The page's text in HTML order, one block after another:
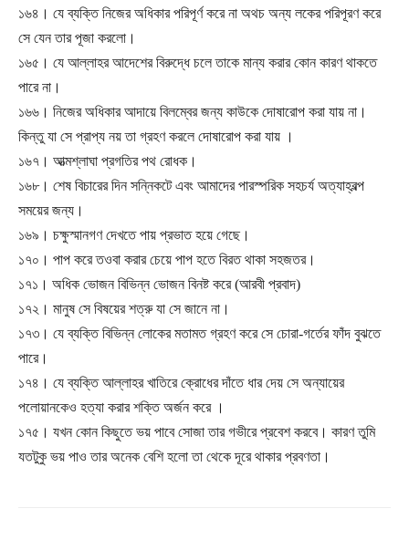
১৬৪। যে ব্যক্তি নিজের অধিকার পরিপূর্ণ করে না অথচ অন্য লকের পরিপূরণ করে
সে যেন তার পূজা করলো।
১৬৫। যে আল্লাহর আদেশের বিরুদ্ধে চলে তাকে মান্য করার কোন কারণ থাকতে
পারে না।
১৬৬। নিজের অধিকার আদায়ে বিলম্বের জন্য কাউকে দোষারোপ করা যায় না।
কিন্তু যা সে প্রাপ্য নয় তা গ্রহণ করলে দোষারোপ করা যায় ।
১৬৭। আত্মশ্লাঘা প্রগতির পথ রোধক।
১৬৮। শেষ বিচারের দিন সন্নিকটে এবং আমাদের পারস্পরিক সহচর্য অত্যাহ্বল্প
সময়ের জন্য।
১৬৯। চক্ষুস্মানগণ দেখতে পায় প্রভাত হয়ে গেছে।
১৭০। পাপ করে তওবা করার চেয়ে পাপ হতে বিরত থাকা সহজতর।
১৭১। অধিক ভোজন বিভিন্ন ভোজন বিনষ্ট করে (আরবী প্রবাদ)
১৭২। মানুষ সে বিষয়ের শত্রু যা সে জানে না।
১৭৩। যে ব্যক্তি বিভিন্ন লোকের মতামত গ্রহণ করে সে চোরা-গর্তের ফাঁদ বুঝতে
পারে।
১৭৪। যে ব্যক্তি আল্লাহর খাতিরে ক্রোধের দাঁতে ধার দেয় সে অন্যায়ের
পলোয়ানকেও হত্যা করার শক্তি অর্জন করে ।
১৭৫। যখন কোন কিছুতে ভয় পাবে সোজা তার গভীরে প্রবেশ করবে। কারণ তুমি
যতটুকু ভয় পাও তার অনেক বেশি হলো তা থেকে দূরে থাকার প্রবণতা।